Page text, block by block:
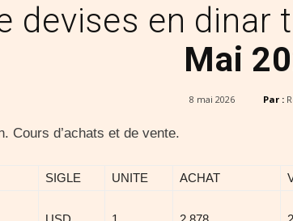
devises en dinar
Mai
8 mai 2026 Par :
Cours d’achats et de vente.
SIGLE UNITE ACHAT